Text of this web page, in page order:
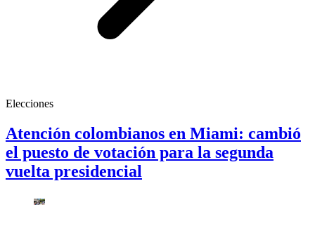
Elecciones
Atención colombianos en Miami: cambió
el puesto de votación para la segunda
vuelta presidencial